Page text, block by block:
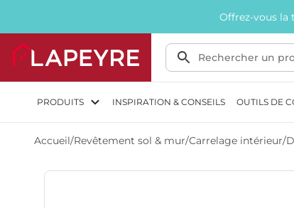
Offrez-vous la
PRODUITS INSPIRATION & CONSEILS OUTILS DE
Accueil/Revêtement sol & mur/Carrelage intérieur/